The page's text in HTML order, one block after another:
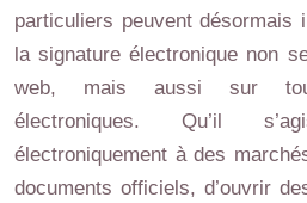
particuliers peuvent désormais
la signature électronique non
web, mais aussi sur
électroniques. Qu’il
électroniquement à des
documents officiels, d’ouvrir